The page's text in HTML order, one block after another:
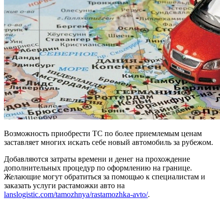
Возможность приобрести ТС по более приемлемым ценам
заставляет многих искать себе новый автомобиль за рубежом.
Добавляются затраты времени и денег на прохождение
дополнительных процедур по оформлению на границе.
Желающие могут обратиться за помощью к специалистам и
заказать услуги растаможки авто на
lanslogistic.com/tamozhnya/rastamozhka-avto/.